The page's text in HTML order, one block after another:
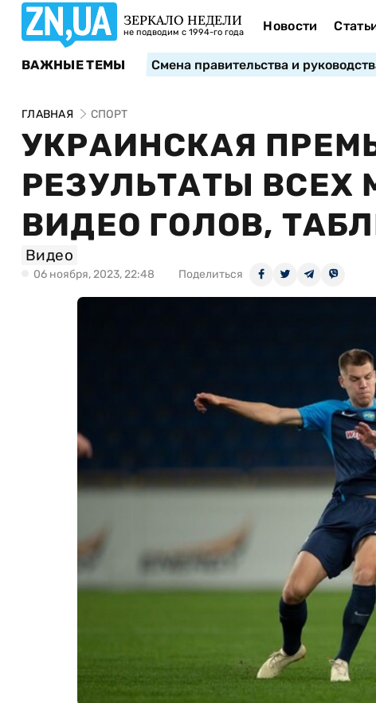
ЗЕРКАЛО НЕДЕЛИ
не подводим с 1994-го года Новости
ВАЖНЫЕ ТЕМЫ Смена правительства и
ГЛАВНАЯ СПОРТ
УКРАИНСКАЯ
РЕЗУЛЬТАТЫ ВСЕХ
ВИДЕО ГОЛОВ,
Видео
06 ноября, 2023, 22:48 Поделиться